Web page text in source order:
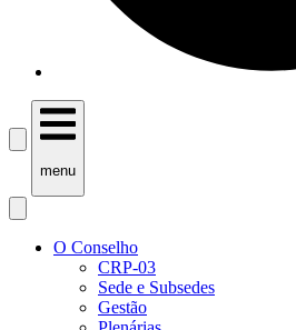
menu
O Conselho
CRP-03
Sede e Subsedes
Gestão